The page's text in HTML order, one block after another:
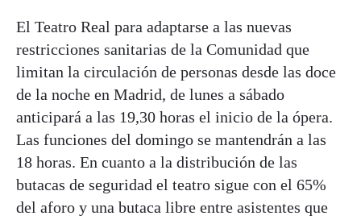
El Teatro Real para adaptarse a las nuevas
restricciones sanitarias de la Comunidad que
limitan la circulación de personas desde las doce
de la noche en Madrid, de lunes a sábado
anticipará a las 19,30 horas el inicio de la ópera.
Las funciones del domingo se mantendrán a las
18 horas. En cuanto a la distribución de las
butacas de seguridad el teatro sigue con el 65%
del aforo y una butaca libre entre asistentes que